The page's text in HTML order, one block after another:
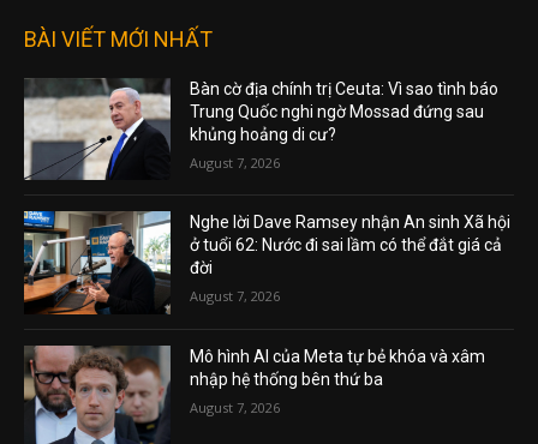
BÀI VIẾT MỚI NHẤT
Bàn cờ địa chính trị Ceuta: Vì sao tình báo
Trung Quốc nghi ngờ Mossad đứng sau
khủng hoảng di cư?
August 7, 2026
Nghe lời Dave Ramsey nhận An sinh Xã hội
ở tuổi 62: Nước đi sai lầm có thể đắt giá cả
đời
August 7, 2026
Mô hình AI của Meta tự bẻ khóa và xâm
nhập hệ thống bên thứ ba
August 7, 2026